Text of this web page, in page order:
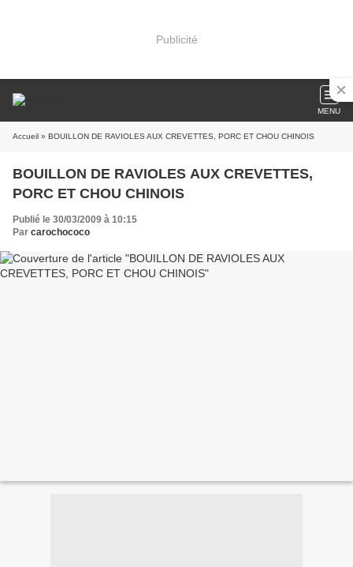
Publicité
MENU
Accueil » BOUILLON DE RAVIOLES AUX CREVETTES, PORC ET CHOU CHINOIS
BOUILLON DE RAVIOLES AUX CREVETTES,
PORC ET CHOU CHINOIS
Publié le 30/03/2009 à 10:15
Par carochococo